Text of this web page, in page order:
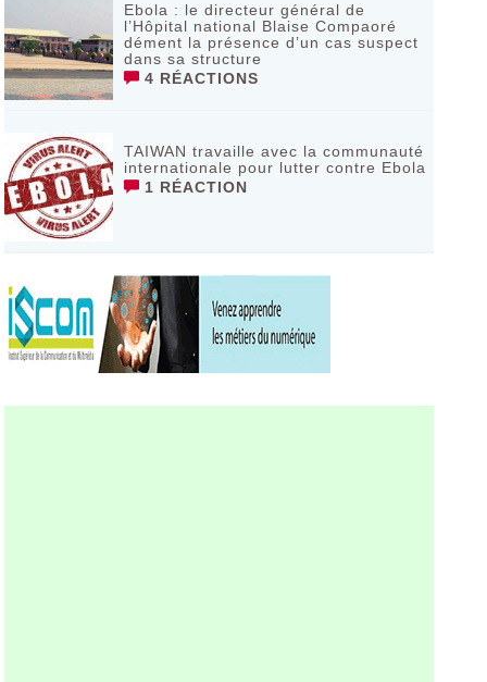
Ebola : le directeur général de
l’Hôpital national Blaise Compaoré
dément la présence d’un cas suspect
dans sa structure
4 RÉACTIONS
TAIWAN travaille avec la communauté
internationale pour lutter contre Ebola
1 RÉACTION